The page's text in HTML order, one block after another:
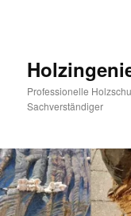
Professionelle
Sachverständiger